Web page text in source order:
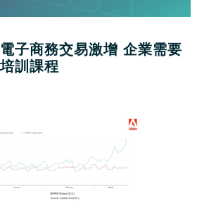
子商務交易激增 企業需要
訓課程